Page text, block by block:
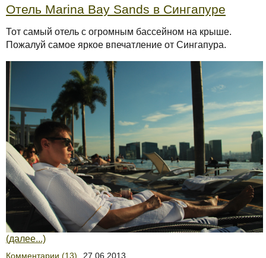
Отель Marina Bay Sands в Сингапуре
Тот самый отель с огромным бассейном на крыше.
Пожалуй самое яркое впечатление от Сингапура.
(далее...)
Комментарии (13) 27.06.2013